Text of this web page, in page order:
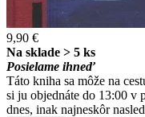
9,90 €
Na sklade > 5 ks
Posielame ihneď
Táto kniha sa môže na
si ju objednáte do 13:00 v
dnes, inak najneskôr